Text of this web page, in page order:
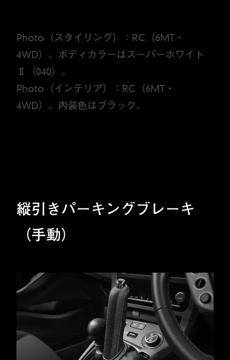
Photo（スタイリング）：RC（6MT・
4WD）。ボディカラーはスーパーホワイト
Ⅱ〈040〉。
Photo（インテリア）：RC（6MT・
4WD）。内装色はブラック。
縦引きパーキングブレーキ
（手動）